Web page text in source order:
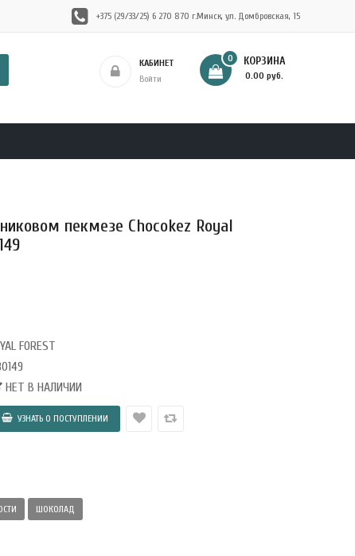
+375 (29/33/25) 6 270 870 г.Минск, ул. Домбровская, 15
КОРЗИНА
0
- 0.00 руб.
КАБИНЕТ
Войти
пекмезе Chocokez Royal
FOREST
НЕТ В НАЛИЧИИ
ШОКОЛАД